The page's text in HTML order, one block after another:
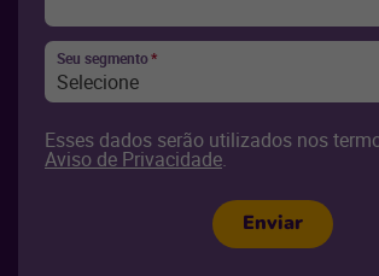
Seu segmento*
Selecione
Esses dados serão utilizados nos
Aviso de Privacidade.
Enviar